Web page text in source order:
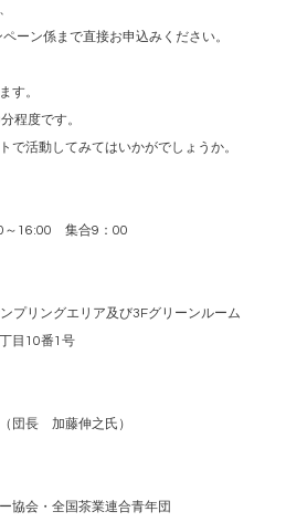
ーン係まで直接お申込みください。
す。
程度です。
で活動してみてはいかがでしょうか。
～16:00 集合9：00
プリングエリア及び3Fグリーンルーム
目10番1号
団長 加藤伸之氏）
協会・全国茶業連合青年団